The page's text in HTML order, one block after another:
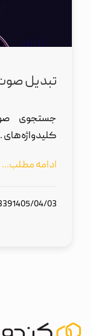
تبدیل
جستجوی
کلیدواژه‌های
ادامه مطلب...
1405/04/03
339